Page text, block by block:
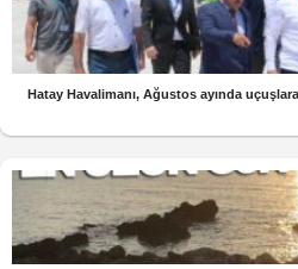
Hatay Havalimanı, Ağustos ayında